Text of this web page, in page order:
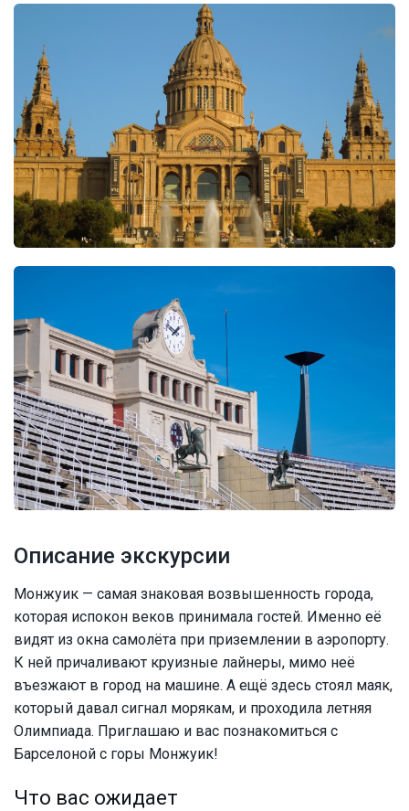
Описание экскурсии
Монжуик — самая знаковая возвышенность города,
которая испокон веков принимала гостей. Именно её
видят из окна самолёта при приземлении в аэропорту.
К ней причаливают круизные лайнеры, мимо неё
въезжают в город на машине. А ещё здесь стоял маяк,
который давал сигнал морякам, и проходила летняя
Олимпиада. Приглашаю и вас познакомиться с
Барселоной с горы Монжуик!
Что вас ожидает